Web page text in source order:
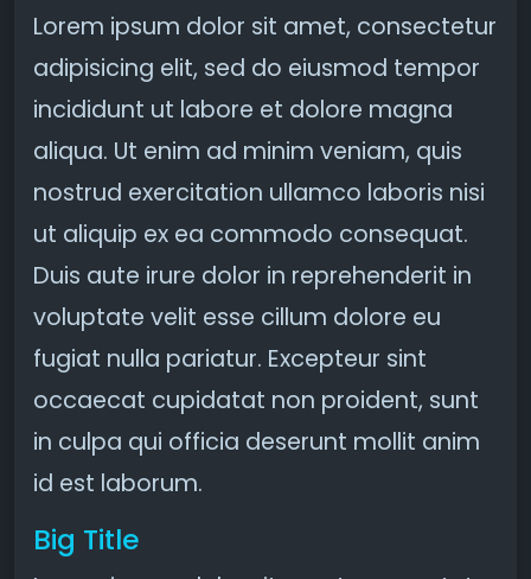
Lorem ipsum dolor sit amet, consectetur
adipisicing elit, sed do eiusmod tempor
incididunt ut labore et dolore magna
aliqua. Ut enim ad minim veniam, quis
nostrud exercitation ullamco laboris nisi
ut aliquip ex ea commodo consequat.
Duis aute irure dolor in reprehenderit in
voluptate velit esse cillum dolore eu
fugiat nulla pariatur. Excepteur sint
occaecat cupidatat non proident, sunt
in culpa qui officia deserunt mollit anim
id est laborum.
Big Title